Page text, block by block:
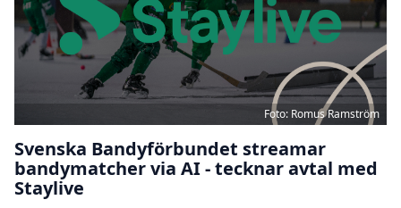
Foto: Romus Ramström
Svenska Bandyförbundet streamar
bandymatcher via AI - tecknar avtal med
Staylive